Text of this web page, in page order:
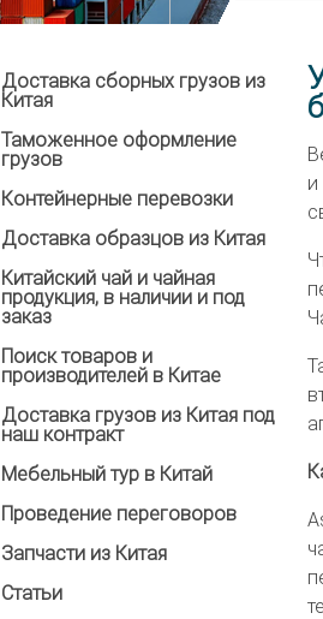
Доставка сборных грузов из
Китая
Таможенное оформление
грузов
Контейнерные перевозки
Доставка образцов из Китая
Китайский чай и чайная
продукция, в наличии и под
заказ
Поиск товаров и
производителей в Китае
Доставка грузов из Китая под
наш контракт
Мебельный тур в Китай
Проведение переговоров
Запчасти из Китая
Статьи
и